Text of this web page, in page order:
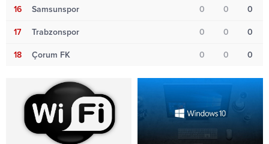
16 Samsunspor 0 0 0
17 Trabzonspor 0 0 0
18 Çorum FK 0 0 0